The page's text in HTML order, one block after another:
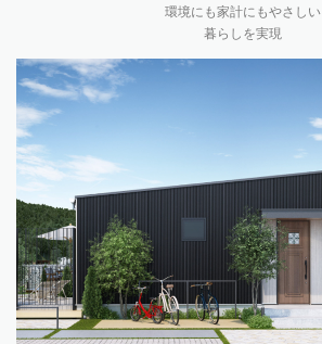
環境にも家計にもやさしい
暮らしを実現